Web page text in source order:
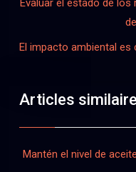
Evaluar el estado de
El impacto ambiental es
Articles
Mantén el nivel de